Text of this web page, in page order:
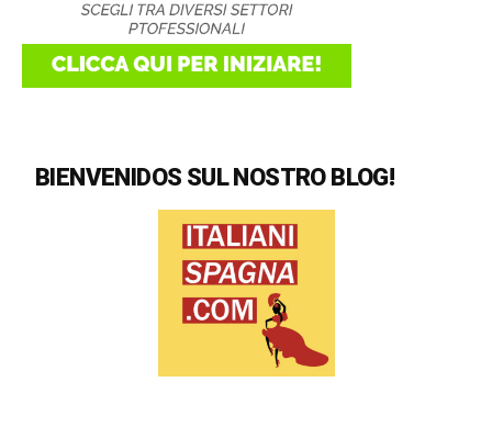
BIENVENIDOS SUL NOSTRO BLOG!